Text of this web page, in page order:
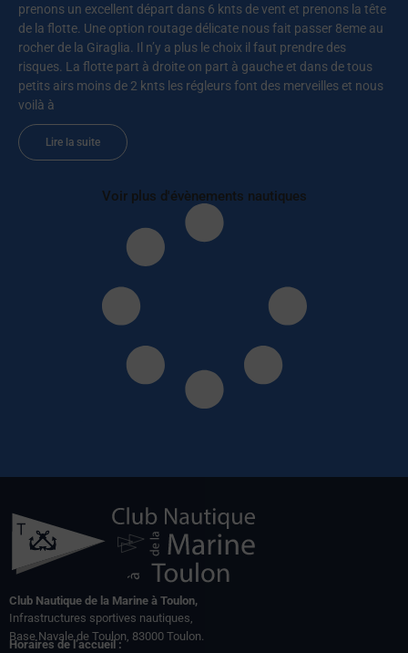
prenons un excellent départ dans 6 knts de vent et prenons la tête
de la flotte. Une option routage délicate nous fait passer 8eme au
rocher de la Giraglia. Il n’y a plus le choix il faut prendre des
risques. La flotte part à droite on part à gauche et dans de tous
petits airs moins de 2 knts les régleurs font des merveilles et nous
voilà à
Lire la suite
Voir plus d'évènements nautiques
Club Nautique de la Marine à Toulon,
Infrastructures sportives nautiques,
Base Navale de Toulon, 83000 Toulon.
Horaires de l’accueil :